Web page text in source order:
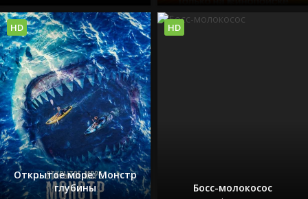
Открытое море: Монстр
глубины
HD
Босс-молокосос
HD